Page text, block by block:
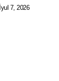
İyul 7, 2026